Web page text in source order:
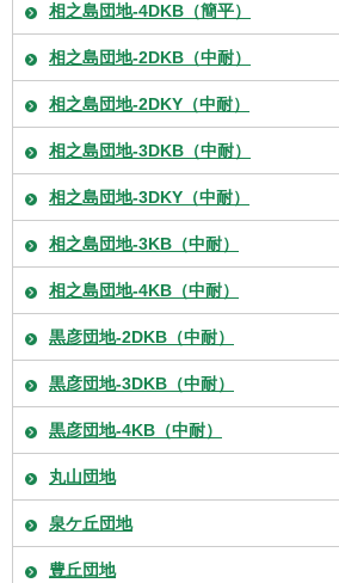
相之島団地-4DKB（簡平）
相之島団地-2DKB（中耐）
相之島団地-2DKY（中耐）
相之島団地-3DKB（中耐）
相之島団地-3DKY（中耐）
相之島団地-3KB（中耐）
相之島団地-4KB（中耐）
黒彦団地-2DKB（中耐）
黒彦団地-3DKB（中耐）
黒彦団地-4KB（中耐）
丸山団地
泉ケ丘団地
豊丘団地